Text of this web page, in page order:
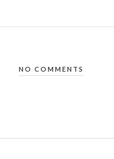
NO COMMENTS